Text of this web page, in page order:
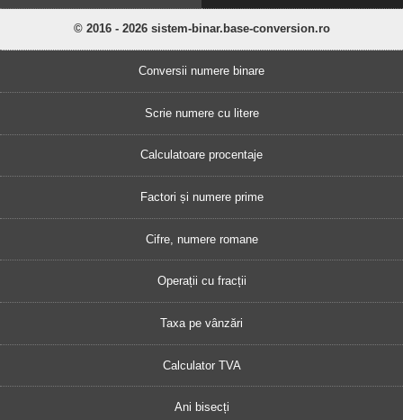
© 2016 - 2026 sistem-binar.base-conversion.ro
Conversii numere binare
Scrie numere cu litere
Calculatoare procentaje
Factori și numere prime
Cifre, numere romane
Operații cu fracții
Taxa pe vânzări
Calculator TVA
Ani bisecți